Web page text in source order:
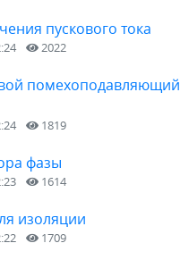
пускового тока
2022
помехоподавляющий
1819
фазы
1614
изоляции
1709